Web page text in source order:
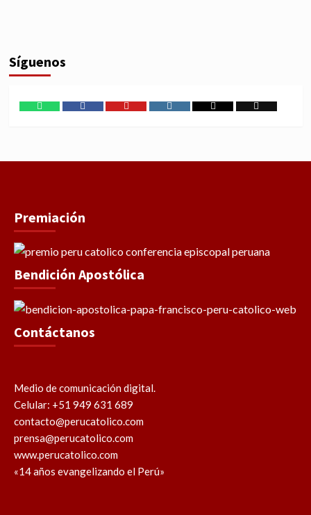
Síguenos
Premiación
Bendición Apostólica
Contáctanos
Medio de comunicación digital.
Celular: +51 949 631 689
contacto@perucatolico.com
prensa@perucatolico.com
www.perucatolico.com
«14 años evangelizando el Perú»